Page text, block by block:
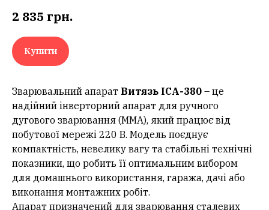
2 835 грн.
Купити
Зварювальний апарат Витязь ІСА-380 – це
надійний інверторний апарат для ручного
дугового зварювання (ММА), який працює від
побутової мережі 220 В. Модель поєднує
компактність, невелику вагу та стабільні технічні
показники, що робить її оптимальним вибором
для домашнього використання, гаража, дачі або
виконання монтажних робіт.
Апарат призначений для зварювання сталевих